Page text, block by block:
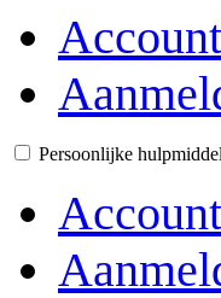
Persoonlijke